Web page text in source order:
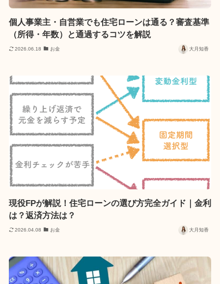
個人事業主・自営業でも住宅ローンは通る？審査基準
（所得・年数）と通過するコツを解説
2026.06.18 お金 大月知香
現役FPが解説！住宅ローンの選び方完全ガイド｜金利
は？返済方法は？
2026.04.08 お金 大月知香